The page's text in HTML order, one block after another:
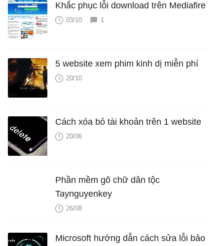
Khắc phục lỗi download trên Mediafire
03/10 1
5 website xem phim kinh dị miễn phí
20/10
Cách xóa bỏ tài khoản trên 1 website
20/06
Phần mềm gõ chữ dân tộc
Taynguyenkey
26/08
Microsoft hướng dẫn cách sửa lỗi bảo